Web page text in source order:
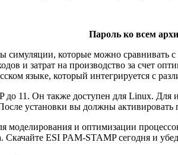
Пароль ко всем
симуляции, которые можно
и затрат на производство за счет
языке, который интегрируется с
11. Он также доступен для Linux.
установки вы должны
и оптимизации
Скачайте ESI PAM-STAMP сегодня и